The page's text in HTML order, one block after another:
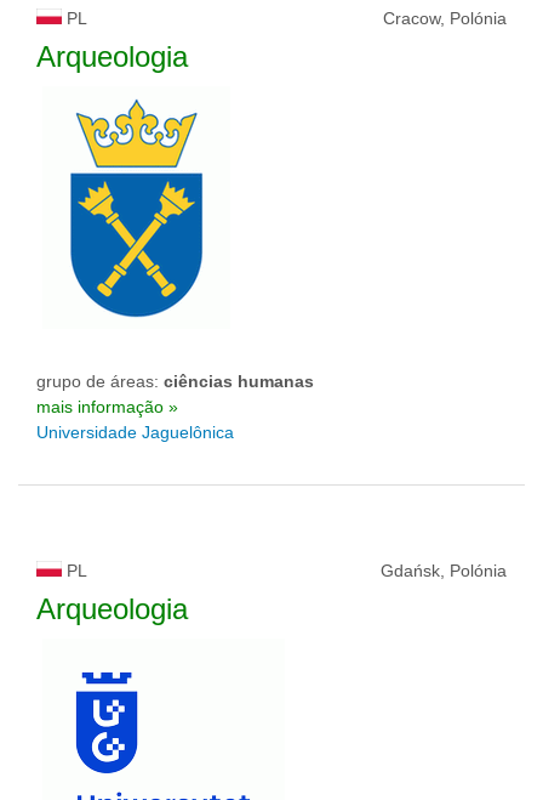
PL Cracow, Polónia
Arqueologia
grupo de áreas: ciências humanas
mais informação »
Universidade Jaguelônica
PL Gdańsk, Polónia
Arqueologia